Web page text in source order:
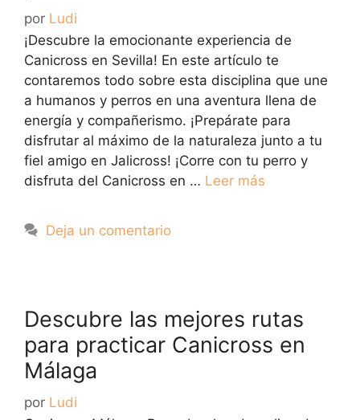
por Ludi
¡Descubre la emocionante experiencia de
Canicross en Sevilla! En este artículo te
contaremos todo sobre esta disciplina que une
a humanos y perros en una aventura llena de
energía y compañerismo. ¡Prepárate para
disfrutar al máximo de la naturaleza junto a tu
fiel amigo en Jalicross! ¡Corre con tu perro y
disfruta del Canicross en … Leer más
Deja un comentario
Descubre las mejores rutas
para practicar Canicross en
Málaga
por Ludi